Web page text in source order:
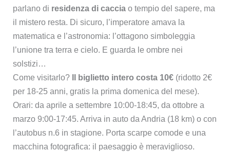
parlano di residenza di cacciao tempio del sapere, ma
il mistero resta. Di sicuro, l’imperatore amava la
matematica e l’astronomia: l’ottagono simboleggia
l’unione tra terra e cielo. E guarda le ombre nei
solstizi…
Come visitarlo?
Il biglietto intero costa 10€(ridotto 2€
per 18-25 anni, gratis la prima domenica del mese).
Orari: da aprile a settembre 10:00-18:45, da ottobre a
marzo 9:00-17:45. Arriva in auto da Andria (18 km) o con
l’autobus n.6 in stagione. Porta scarpe comode e una
macchina fotografica: il paesaggio è meraviglioso.